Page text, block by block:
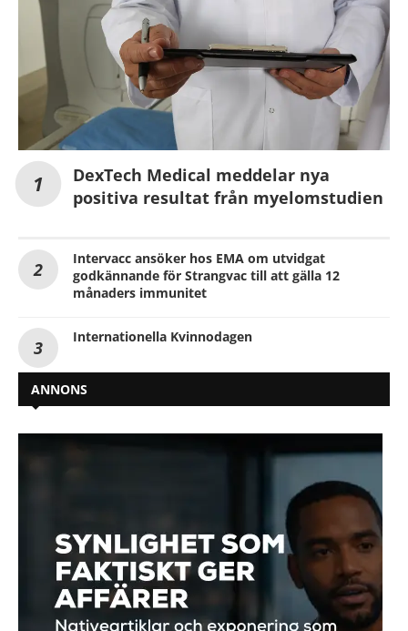
DexTech Medical meddelar nya
positiva resultat från myelomstudien
Intervacc ansöker hos EMA om utvidgat
godkännande för Strangvac till att gälla 12
månaders immunitet
Internationella Kvinnodagen
ANNONS